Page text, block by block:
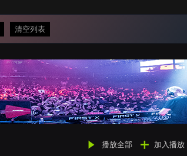
清空列表
播放全部 加入播放